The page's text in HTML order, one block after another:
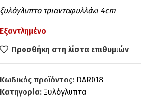
ξυλόγλυπτo τριανταφυλλάκι 4cm
Εξαντλημένο
Προσθήκη στη λίστα επιθυμιών
Κωδικός προϊόντος: DAR018
Κατηγορία: Ξυλόγλυπτα